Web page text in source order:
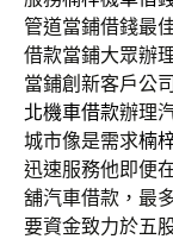
管道當鋪借錢最
借款當鋪大眾辦
當鋪創新客戶公
北機車借款辦理
城市像是需求楠
迅速服務他即便
舖汽車借款，最
要資金致力於五